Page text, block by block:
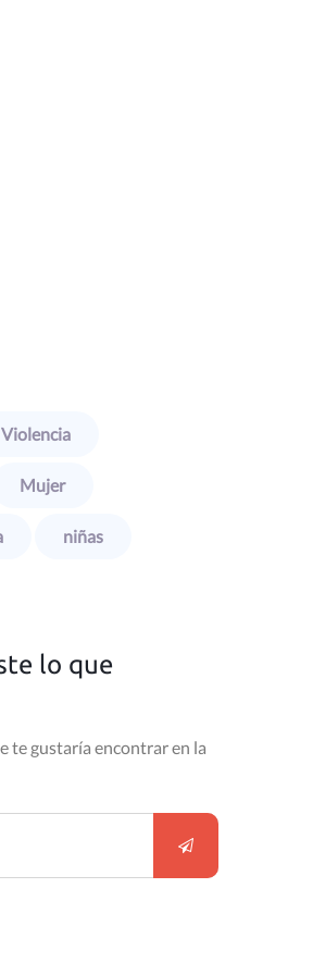
Violencia
Mujer
niñas
lo que
te gustaría encontrar en la